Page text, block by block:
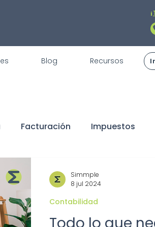
Blog Recursos
Facturación Impuestos
Fin Sorteo
Contabilidad
Simmple
8 jul 2024